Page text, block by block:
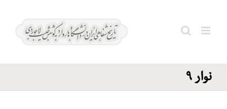
بقایی
نوار ۹